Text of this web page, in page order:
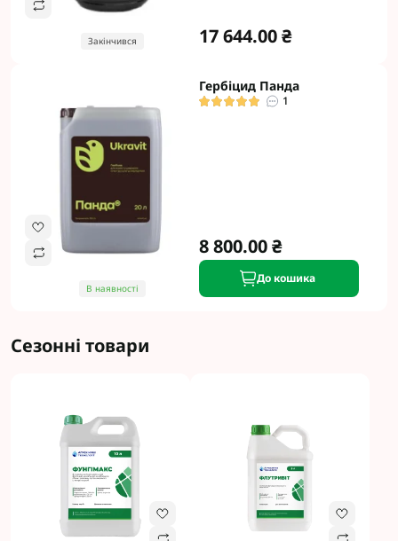
Закінчився 17 644.00 ₴
В наявності
Гербіцид Панда
1
8 800.00 ₴
До кошика
Сезонні товари